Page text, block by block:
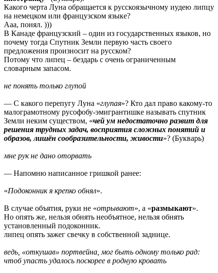
Какого черта Луна обращается к русскоязычному иудею липцу
на немецком или французском языке?
Ааа, понял. )))
В Канаде французский – один из государственных языков, но
почему тогда Спутник Земли первую часть своего
предложения произносит на русском?
Потому что липец – бездарь с очень ограниченным
словарным запасом.
не понять только глупой
— С какого перепугу Луна «глупая»? Кто дал право какому-то
малограмотному русофобу-эмигрантишке называть спутник
Земли неким существом, «чей ум недостаточно развит для
решения трудных задач, восприятия сложных понятий и
образов, лишён сообразительности, живости»? (Букварь)
мне рук не дано оторвать
— Напомню написанное гришкой ранее:
«Подоконник я крепко обнял».
В случае объятия, руки не «отрывают», а «размыкают».
Но опять же, нельзя обнять необъятное, нельзя обнять
установленный подоконник.
липец опять зажег свечку в собственной заднице.
ведь, «откушав» портвейна, мог быть одному только рад:
чтоб упасть удалось поскорее в родную кровать